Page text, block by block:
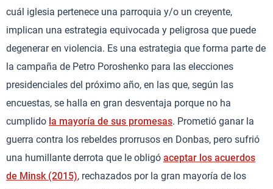
cuál iglesia pertenece una parroquia y/o un creyente,
implican una estrategia equivocada y peligrosa que puede
degenerar en violencia. Es una estrategia que forma parte de
la campaña de Petro Poroshenko para las elecciones
presidenciales del próximo año, en las que, según las
encuestas, se halla en gran desventaja porque no ha
cumplido la mayoría de sus promesas. Prometió ganar la
guerra contra los rebeldes prorrusos en Donbas, pero sufrió
una humillante derrota que le obligó aceptar los acuerdos
de Minsk (2015), rechazados por la gran mayoría de los